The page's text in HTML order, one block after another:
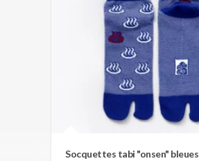
Socquettes tabi "onsen" bleues